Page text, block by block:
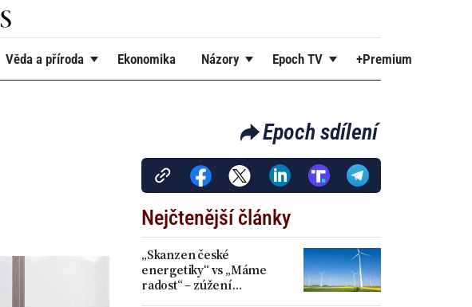
Věda a příroda Ekonomika Názory Epoch TV +Premium
Epoch sdílení
Nejčtenější články
„Skanzen české
energetiky“ vs „Máme
radost“ – zúžení